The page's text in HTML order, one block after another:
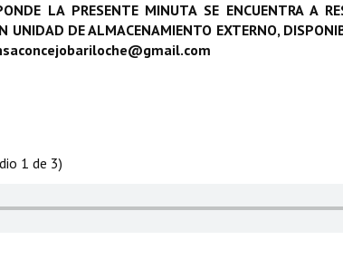
LA PRESENTE MINUTA SE ENCUENTRA A
UNIDAD DE ALMACENAMIENTO EXTERNO,
1 de 3)